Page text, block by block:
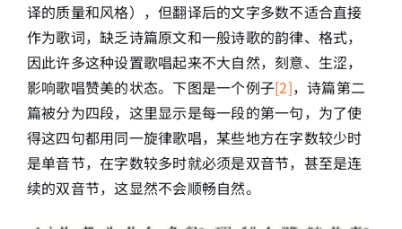
译的质量和风格），但翻译后的文字多数不适合直接
作为歌词，缺乏诗篇原文和一般诗歌的韵律、格式，
因此许多这种设置歌唱起来不大自然，刻意、生涩，
影响歌唱赞美的状态。下图是一个例子[2]，诗篇第二
篇被分为四段，这里显示是每一段的第一句，为了使
得这四句都用同一旋律歌唱，某些地方在字数较少时
是单音节，在字数较多时就必须是双音节，甚至是连
续的双音节，这显然不会顺畅自然。